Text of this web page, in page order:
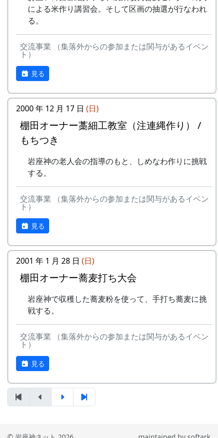
抽選で3名様に「博物館セット」
達成者にもれなく「コンプリート賞」
特別展マグネット（5個セット）
詳しくは 北はりま田園空間博物館 特別展＞スタ
ンプラリー を参照して下さい。
こで学んだ知識をぜひそれぞれの畑で実践してい
ただけたら幸いです。
講師 : 保田茂先生
神戸大学名誉教授。 有機農業研究の第一人者とし
て農業経営・地域活性分野で活躍。 県下12ヶ所
で有機農業教室を開設し、環境と人と心が健全な
し」を考案。 家庭から食の未来を変えていく運動
を起している。 生物が豊かに育つ土作りを実践、
美味しく楽しい有機農業の技術を伝えている。
開催要項
時間 : 13:30 - 16:00
会場 : 岩座神公会堂（兵庫県多可郡多可町加
美区岩座神378）
お問い合せ・お申し込み
WEB 予約 :
https://forms.gle/dzhSFcTSxZdyNKLz9
MAIL : here@momen.studio
TEL : 090 9629 2057 (村田)
主催 : スタジオモメン
による米作り講習会。そして区画の抽選が行なわれ
る。
交流事業 （集落外からの参加または関与があるイベン
ト）
見る
2000 年 12 月 17 日 (日)
棚田オーナー藁細工教室（注連縄作り） /
もちつき
岩座神の老人会の指導のもと、しめなわ作りに挑戦
する。
交流事業 （集落外からの参加または関与があるイベン
ト）
見る
2001 年 1 月 28 日 (日)
棚田オーナー蕎麦打ち大会
岩座神で収穫した蕎麦粉を使って、手打ち蕎麦に挑
戦する。
交流事業 （集落外からの参加または関与があるイベン
ト）
見る